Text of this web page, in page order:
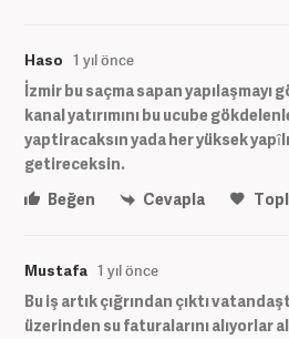
Haso 1 yıl önce
İzmir bu saçma sapan yapılaşmayı
kanal yatırımını bu ucube
yaptiracaksın yada her yüksek
getireceksin.
Beğen
Cevapla
Mustafa 1 yıl önce
Bu iş artık çığrından çıktı
üzerinden su faturalarını alıyorlar